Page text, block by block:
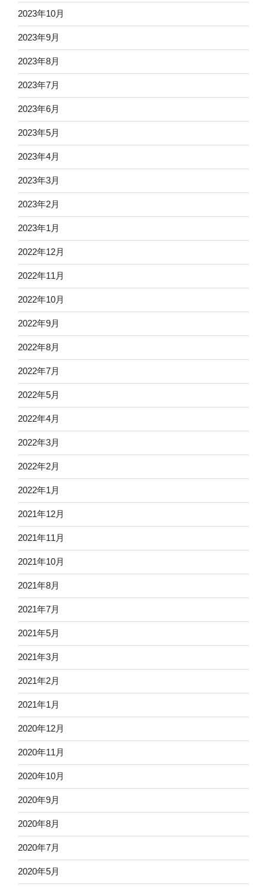
2023年10月
2023年9月
2023年8月
2023年7月
2023年6月
2023年5月
2023年4月
2023年3月
2023年2月
2023年1月
2022年12月
2022年11月
2022年10月
2022年9月
2022年8月
2022年7月
2022年5月
2022年4月
2022年3月
2022年2月
2022年1月
2021年12月
2021年11月
2021年10月
2021年8月
2021年7月
2021年5月
2021年3月
2021年2月
2021年1月
2020年12月
2020年11月
2020年10月
2020年9月
2020年8月
2020年7月
2020年5月